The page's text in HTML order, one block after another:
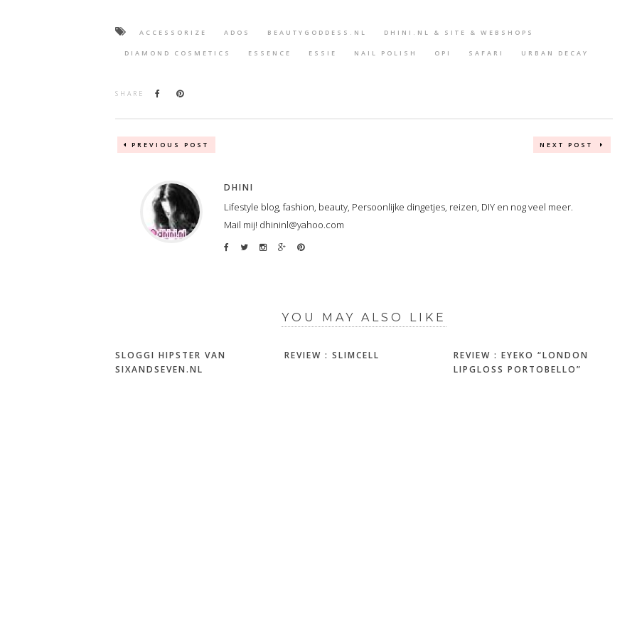
ACCESSORIZE ADOS BEAUTYGODDESS.NL DHINI.NL & SITE & WEBSHOPS
DIAMOND COSMETICS ESSENCE ESSIE NAIL POLISH OPI SAFARI URBAN DECAY
SHARE
PREVIOUS POST NEXT POST
DHINI
Lifestyle blog, fashion, beauty, Persoonlijke dingetjes, reizen, DIY en nog veel meer.
Mail mij! dhininl@yahoo.com
YOU MAY ALSO LIKE
SLOGGI HIPSTER VAN
SIXANDSEVEN.NL
REVIEW : SLIMCELL
REVIEW : EYEKO “LONDON
LIPGLOSS PORTOBELLO”